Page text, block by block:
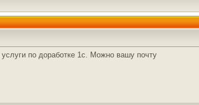
по доработке 1с. Можно вашу почту